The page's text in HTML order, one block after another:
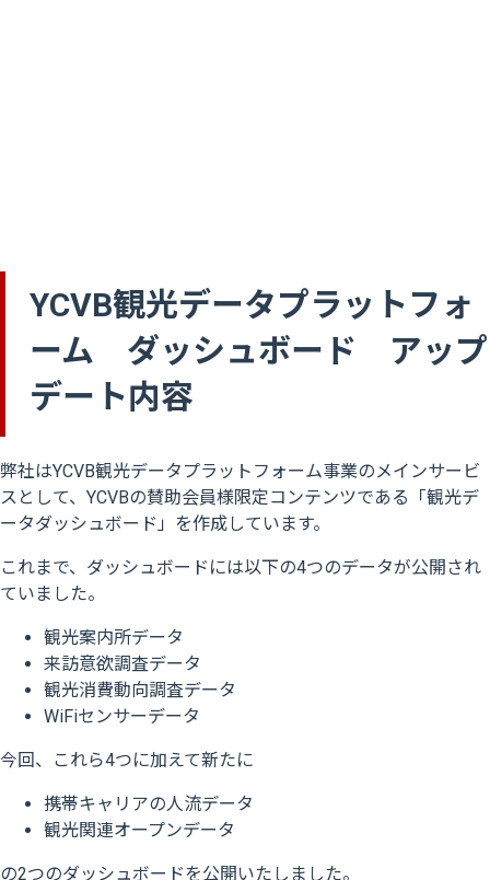
YCVB観光データプラットフォ
ーム ダッシュボード アップ
デート内容
弊社はYCVB観光データプラットフォーム事業のメインサービ
スとして、YCVBの賛助会員様限定コンテンツである「観光デ
ータダッシュボード」を作成しています。
これまで、ダッシュボードには以下の4つのデータが公開され
ていました。
観光案内所データ
来訪意欲調査データ
観光消費動向調査データ
WiFiセンサーデータ
今回、これら4つに加えて新たに
携帯キャリアの人流データ
観光関連オープンデータ
の2つのダッシュボードを公開いたしました。